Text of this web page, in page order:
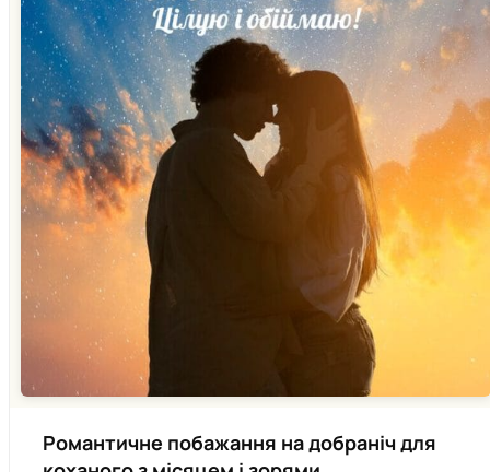
Романтичне побажання на добраніч для